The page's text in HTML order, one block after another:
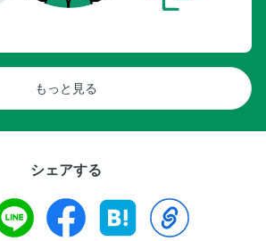
もっと見る
シェアする